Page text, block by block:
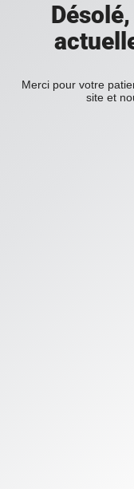
Merci pour votre
site et